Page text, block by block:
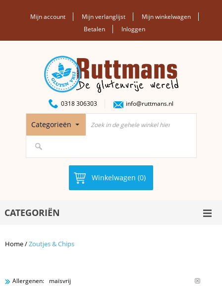
Mijn account Mijn verlanglijst
Mijn winkelwagen
Betalen
Inloggen
0318 306303 info@ruttmans.nl
Categorieën
Winkelwagen (0)
CATEGORIËN
Home/Zoutjes & Chips
Allergenen: maïsvrij